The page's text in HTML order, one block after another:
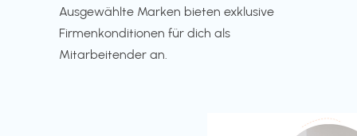
Ausgewählte Marken bieten exklusive
Firmenkonditionen für dich als
Mitarbeitender an.